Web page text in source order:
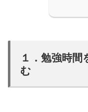
１．勉強時間
む